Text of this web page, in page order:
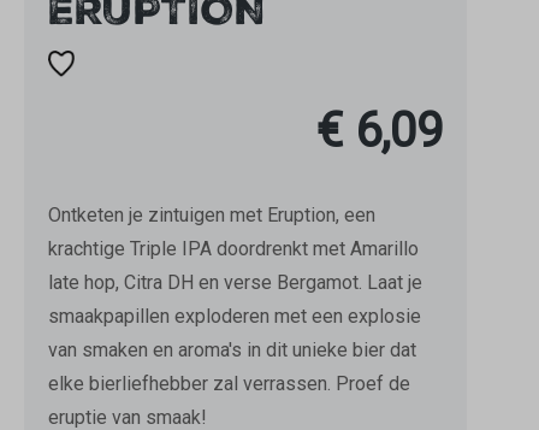
ERUPTION
€ 6,09
Ontketen je zintuigen met Eruption, een
krachtige Triple IPA doordrenkt met Amarillo
late hop, Citra DH en verse Bergamot. Laat je
smaakpapillen exploderen met een explosie
van smaken en aroma's in dit unieke bier dat
elke bierliefhebber zal verrassen. Proef de
eruptie van smaak!